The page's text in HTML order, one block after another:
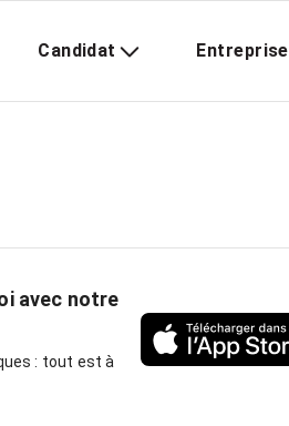
Candidat Entreprise
avec notre
: tout est à